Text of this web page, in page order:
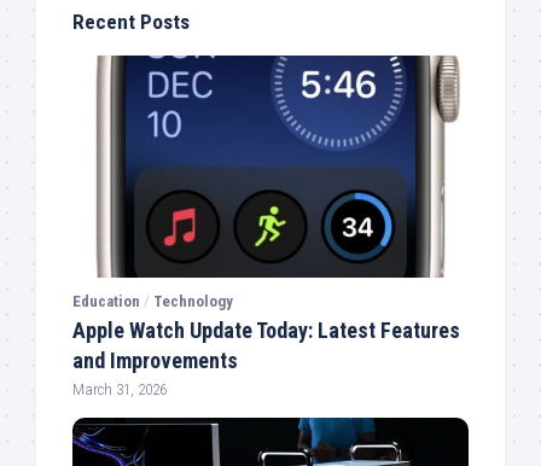
Recent Posts
Education / Technology
Apple Watch Update Today: Latest Features
and Improvements
March 31, 2026